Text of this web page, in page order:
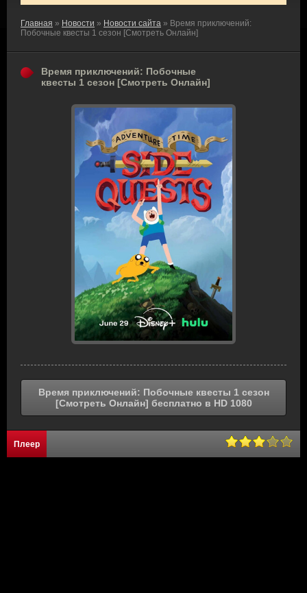
Главная » Новости » Новости сайта » Время приключений:
Побочные квесты 1 сезон [Смотреть Онлайн]
Время приключений: Побочные
квесты 1 сезон [Смотреть Онлайн]
Время приключений: Побочные квесты 1 сезон
[Смотреть Онлайн] бесплатно в HD 1080
Плеер